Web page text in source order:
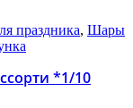
праздника, Шары
*1/10